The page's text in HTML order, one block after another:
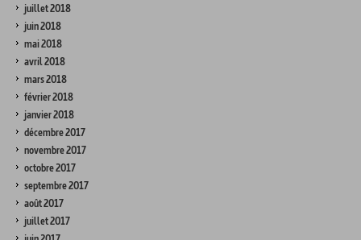
juillet 2018
juin 2018
mai 2018
avril 2018
mars 2018
février 2018
janvier 2018
décembre 2017
novembre 2017
octobre 2017
septembre 2017
août 2017
juillet 2017